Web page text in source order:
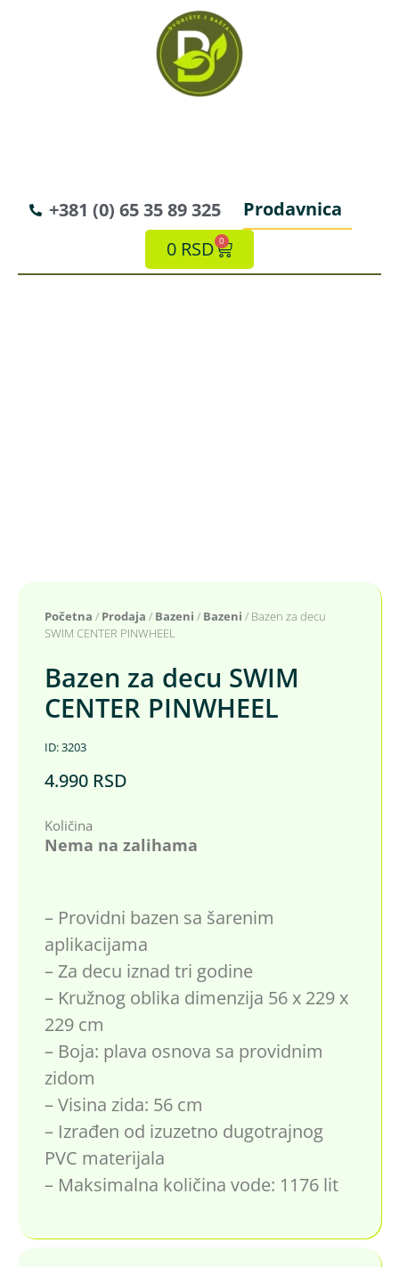
+381 (0) 65 35 89 325
Prodavnica
0 RSD 0
Početna / Prodaja / Bazeni / Bazeni / Bazen za decu
SWIM CENTER PINWHEEL
Bazen za decu SWIM
CENTER PINWHEEL
ID: 3203
4.990 RSD
Količina
Nema na zalihama
– Providni bazen sa šarenim
aplikacijama
– Za decu iznad tri godine
– Kružnog oblika dimenzija 56 x 229 x
229 cm
– Boja: plava osnova sa providnim
zidom
– Visina zida: 56 cm
– Izrađen od izuzetno dugotrajnog
PVC materijala
– Maksimalna količina vode: 1176 lit